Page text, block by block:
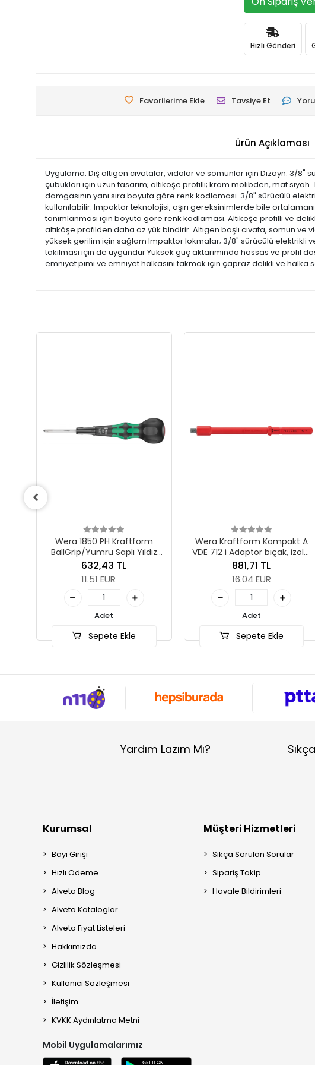
Hızlı Gönderi
Favorilerime Ekle Tavsiye Et
Ürün Açıklaması
Uygulama: Dış altıgen cıvatalar, vidalar ve somunlar için Dizayn: 3/8"
çubukları için uzun tasarım; altıköşe profilli; krom molibden, mat
damgasının yanı sıra boyuta göre renk kodlaması. 3/8" sürücülü
kullanılabilir. Impaktor teknolojisi, aşırı gereksinimlerde bile
tanımlanması için boyuta göre renk kodlaması. Altıköşe profilli ve
altıköşe profilden daha az yük bindirir. Altıgen başlı cıvata, somun
yüksek gerilim için sağlam Impaktor lokmalar; 3/8" sürücülü elektrikli
takılması için de uygundur Yüksek güç aktarımında hassas ve profil
emniyet pimi ve emniyet halkasını takmak için çapraz delikli ve halka
Wera Kraftform Kompakt A
VDE 712 i Adaptör bıçak, izole,
1/4" lokmalar için, 1/4" x 154
881,71 TL
Sepete Ekle
Wera 1850 PH
BallGrip/Yumru Saplı
Tornavida, PH 3 x
1.065,44 TL
19.39 EUR
Stokta Yok (Ön
Yardım Lazım Mı?
Kurumsal
Bayi Girişi
Hızlı Ödeme
Alveta Blog
Alveta Kataloglar
Alveta Fiyat Listeleri
Hakkımızda
Gizlilik Sözleşmesi
Kullanıcı Sözleşmesi
İletişim
KVKK Aydınlatma Metni
Mobil Uygulamalarımız
Müşteri Hizmetleri
Sıkça Sorulan Sorular
Sipariş Takip
Havale Bildirimleri